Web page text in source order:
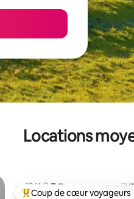
Locations
Coup de cœur voyageurs